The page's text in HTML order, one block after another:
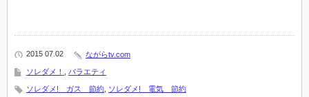
2015 07.02 ながらtv.com
ソレダメ！ バラエティ
ソレダメ! ガス 節約 ソレダメ! 電気 節約